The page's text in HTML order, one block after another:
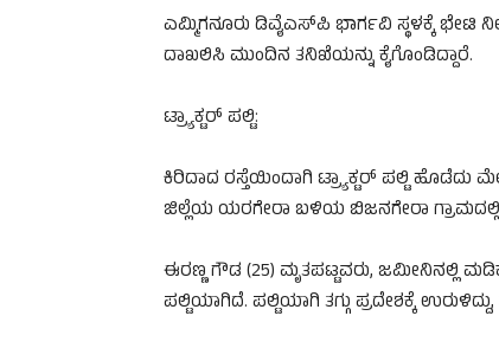
ಎಮ್ಮಿಗನೂರು ಡಿವೈಎಸ್‌ಪಿ ಭಾರ್ಗವಿ ಸ್ಥಳಕ್ಕೆ ಭೇಟಿ
ದಾಖಲಿಸಿ ಮುಂದಿನ ತನಿಖೆಯನ್ನು ಕೈಗೊಂಡಿದ್ದಾರೆ.
ಟ್ರ್ಯಾಕ್ಟರ್‌ ಪಲ್ಟಿ:
ಕಿರಿದಾದ ರಸ್ತೆಯಿಂದಾಗಿ ಟ್ರ್ಯಾಕ್ಟರ್‌ ಪಲ್ಟಿ
ಜಿಲ್ಲೆಯ ಯರಗೇರಾ ಬಳಿಯ ಬಿಜನಗೇರಾ
ಈರಣ್ಣ ಗೌಡ (25) ಮೃತಪಟ್ಟವರು, ಜಮೀನಿನಲ್ಲಿ
ಪಲ್ಟಿಯಾಗಿದೆ. ಪಲ್ಟಿಯಾಗಿ ತಗ್ಗು ಪ್ರದೇಶಕ್ಕೆ